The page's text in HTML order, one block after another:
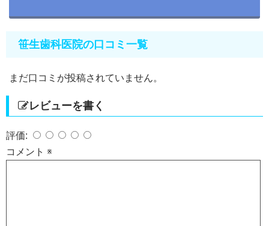
笹生歯科医院の口コミ一覧
まだ口コミが投稿されていません。
レビューを書く
コメント ※
評価: